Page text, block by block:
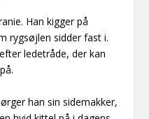
Han kigger på
rygsøjlen sidder fast i.
ledetråde, der kan
han sin sidemakker,